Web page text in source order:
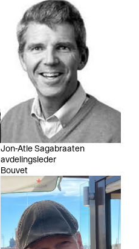
Jon-Atle Sagabraaten
avdelingsleder
Bouvet